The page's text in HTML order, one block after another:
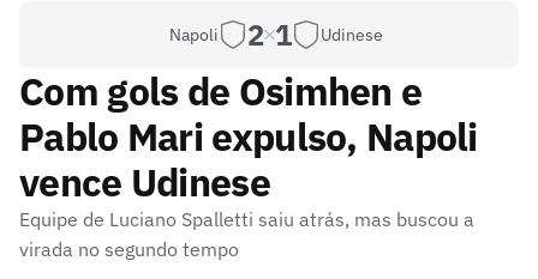
Napoli 2 1 Udinese
Com gols de Osimhen e
Pablo Mari expulso, Napoli
vence Udinese
Equipe de Luciano Spalletti saiu atrás, mas buscou a
virada no segundo tempo